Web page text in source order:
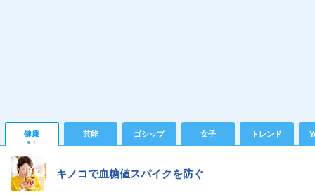
健康 芸能 ゴシップ 女子 トレンド
キノコで血糖値スパイクを防ぐ